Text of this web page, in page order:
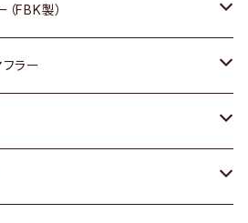
FBK製）
ラー